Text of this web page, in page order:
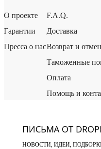
О проекте
Гарантии
Пресса о нас
F.A.Q.
Доставка
Возврат и
Таможенные
Оплата
Помощь и
ПИСЬМА ОТ
НОВОСТИ, ИДЕИ,